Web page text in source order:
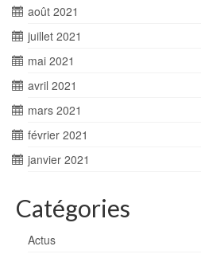
août 2021
juillet 2021
mai 2021
avril 2021
mars 2021
février 2021
janvier 2021
Catégories
Actus